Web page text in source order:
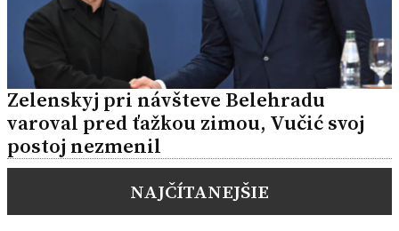
Zelenskyj pri návšteve Belehradu
varoval pred ťažkou zimou, Vučić svoj
postoj nezmenil
NAJČÍTANEJŠIE